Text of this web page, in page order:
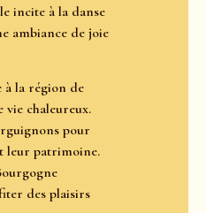
incite à la danse
ambiance de joie
à la région de
vie chaleureux.
pour
leur patrimoine.
des plaisirs